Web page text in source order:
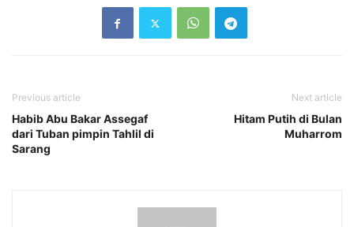
Previous article
Habib Abu Bakar Assegaf
dari Tuban pimpin Tahlil di
Sarang
Next article
Hitam Putih di Bulan
Muharrom